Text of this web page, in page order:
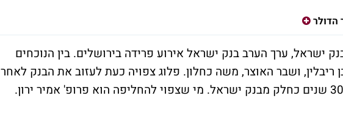
ישראל, ערך הערב בנק ישראל אירוע פרידה בירושלים. בין הנוכחים
ריבלין, ושבר האוצר, משה כחלון. פלוג צפויה כעת לעזוב את הבנק לאחר